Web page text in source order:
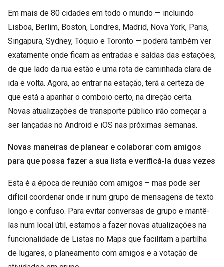
Em mais de 80 cidades em todo o mundo — incluindo
Lisboa, Berlim, Boston, Londres, Madrid, Nova York, Paris,
Singapura, Sydney, Tóquio e Toronto — poderá também ver
exatamente onde ficam as entradas e saídas das estações,
de que lado da rua estão e uma rota de caminhada clara de
ida e volta. Agora, ao entrar na estação, terá a certeza de
que está a apanhar o comboio certo, na direção certa.
Novas atualizações de transporte público irão começar a
ser lançadas no Android e iOS nas próximas semanas.
Novas maneiras de planear e colaborar com amigos
para que possa fazer a sua lista e verificá-la duas vezes
Esta é a época de reunião com amigos – mas pode ser
difícil coordenar onde ir num grupo de mensagens de texto
longo e confuso. Para evitar conversas de grupo e mantê-
las num local útil, estamos a fazer novas atualizações na
funcionalidade de Listas no Maps que facilitam a partilha
de lugares, o planeamento com amigos e a votação de